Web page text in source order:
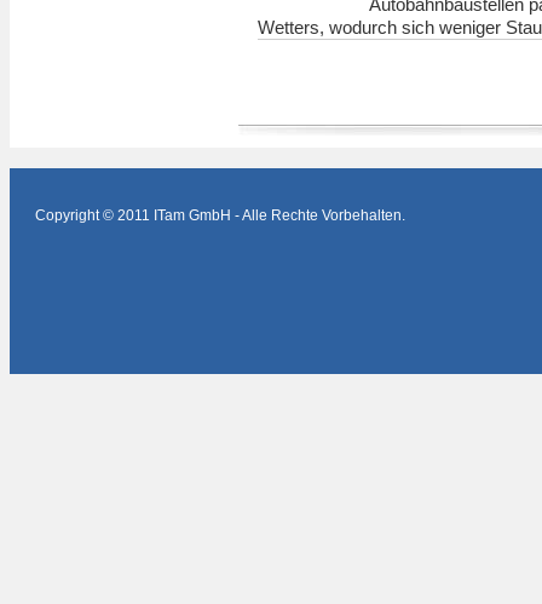
Autobahnbaustellen
Wetters, wodurch sich weniger
Copyright © 2011 ITam GmbH - Alle Rechte Vorbehalten.